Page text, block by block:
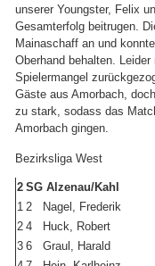
unserer Youngster, Felix
Gesamterfolg beitrugen.
Mainaschaff an und
Oberhand behalten.
Spielermangel
Gäste aus Amorbach,
zu stark, sodass das
Amorbach gingen.
Bezirksliga West
2 SG Alzenau/Kahl
1 2 Nagel, Frederik
2 4 Huck, Robert
3 6 Graul, Harald